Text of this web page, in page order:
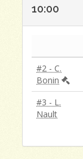
10:00
#2 - C.
Bonin
#3 - L.
Nault